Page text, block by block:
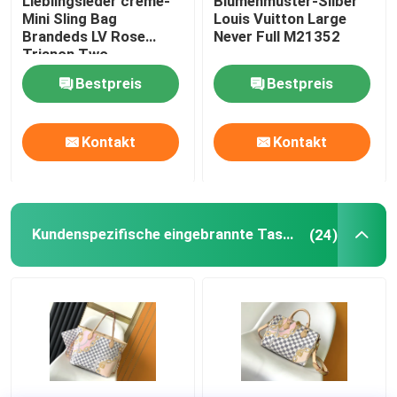
Gebrandmarkte Damen Handtasche
Eingebrannte Umhängetasche
Gebrandmarkter Bote Bag
Kundenspezifische eingebrannte Taschen
Die Tasche der gebrandmarkten Männer
Designer Monogram Bag
Mini Sling Bag
Brandeds LV Rose
Trianon Two
Monogram Empreinte
Bestpreis
Kontakt
Louis Vuitton Large
Never Full M21352
Bestpreis
Kontakt
Kundenspezifische eingebrannte Taschen (24)